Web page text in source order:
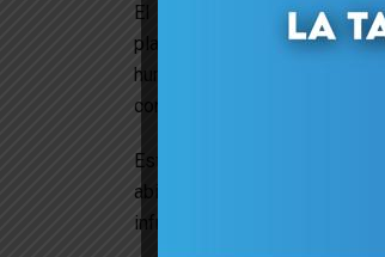
El despacho de este
plataforma multipropósito de
humano, la terminal tiene
contenerizada, general,
Este logro demuestra que
abierta al mundo para el
infraestructura para atender